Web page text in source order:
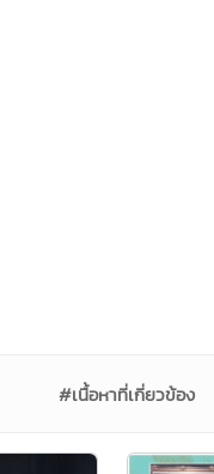
#เนื้อหาที่เกี่ยวข้อง